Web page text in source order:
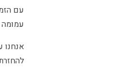
עם
עמומה
אנחנו